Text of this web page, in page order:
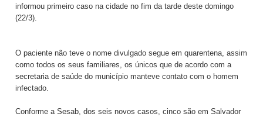
informou primeiro caso na cidade no fim da tarde deste domingo
(22/3).
O paciente não teve o nome divulgado segue em quarentena, assim
como todos os seus familiares, os únicos que de acordo com a
secretaria de saúde do município manteve contato com o homem
infectado.
Conforme a Sesab, dos seis novos casos, cinco são em Salvador